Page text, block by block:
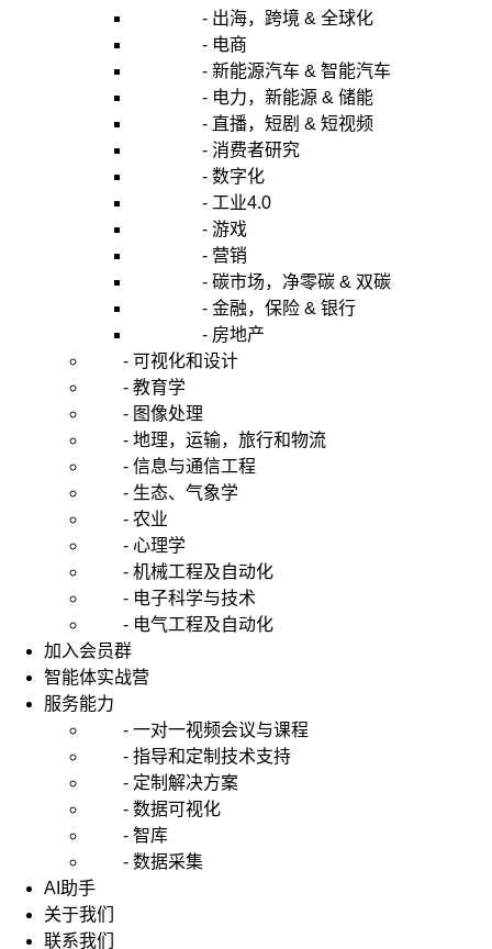
- 出海，跨境 & 全球化
- 电商
- 新能源汽车 & 智能汽车
- 电力，新能源 & 储能
- 直播，短剧 & 短视频
- 消费者研究
- 数字化
- 工业4.0
- 游戏
- 营销
- 碳市场，净零碳 & 双碳
- 金融，保险 & 银行
- 房地产
- 可视化和设计
- 教育学
- 图像处理
- 地理，运输，旅行和物流
- 信息与通信工程
- 生态、气象学
- 农业
- 心理学
- 机械工程及自动化
- 电子科学与技术
- 电气工程及自动化
加入会员群
智能体实战营
服务能力
- 一对一视频会议与课程
- 指导和定制技术支持
- 定制解决方案
- 数据可视化
- 智库
- 数据采集
AI助手
关于我们
联系我们